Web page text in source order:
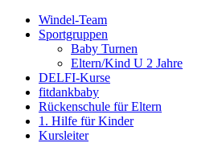
Windel-Team
Sportgruppen
Baby Turnen
Eltern/Kind U 2 Jahre
DELFI-Kurse
fitdankbaby
Rückenschule für Eltern
1. Hilfe für Kinder
Kursleiter